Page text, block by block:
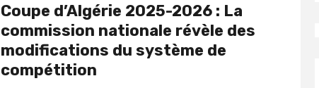
Coupe d’Algérie 2025-2026 : La
commission nationale révèle des
modifications du système de
compétition